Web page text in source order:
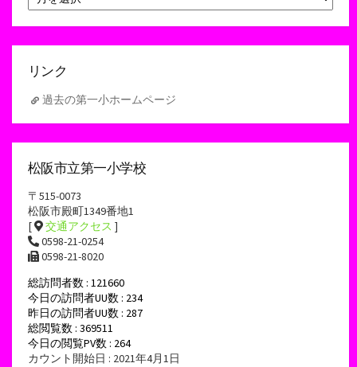
ー
カ
リンク
過去の第一小ホームページ
松阪市立第一小学校
〒515-0073
松阪市殿町1349番地1
[
交通アクセス ]
0598-21-0254
0598-21-8020
総訪問者数 : 121660
今日の訪問者UU数 : 234
昨日の訪問者UU数 : 287
総閲覧数 : 369511
今日の閲覧PV数 : 264
カウント開始日 : 2021年4月1日